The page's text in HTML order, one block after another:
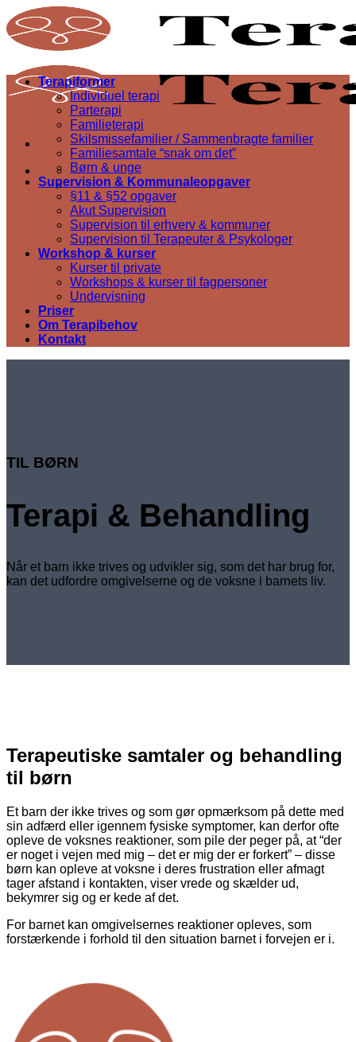
Skip
to
content
Terapiformer
Individuel terapi
Parterapi
Familieterapi
Skilsmissefamilier / Sammenbragte familier
Familiesamtale “snak om det”
Børn & unge
Supervision & Kommunaleopgaver
§11 & §52 opgaver
Akut Supervision
Supervision til erhverv & kommuner
Supervision til Terapeuter & Psykologer
Workshop & kurser
Kurser til private
Workshops & kurser til fagpersoner
Undervisning
Priser
Om Terapibehov
Kontakt
TIL BØRN
Terapi & Behandling
Når et barn ikke trives og udvikler sig, som det har brug for,
kan det udfordre omgivelserne og de voksne i barnets liv.
Terapeutiske samtaler og behandling
til børn
Et barn der ikke trives og som gør opmærksom på dette med
sin adfærd eller igennem fysiske symptomer, kan derfor ofte
opleve de voksnes reaktioner, som pile der peger på, at “der
er noget i vejen med mig – det er mig der er forkert” – disse
børn kan opleve at voksne i deres frustration eller afmagt
tager afstand i kontakten, viser vrede og skælder ud,
bekymrer sig og er kede af det.
For barnet kan omgivelsernes reaktioner opleves, som
forstærkende i forhold til den situation barnet i forvejen er i.